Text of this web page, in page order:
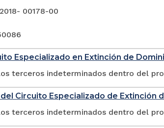
00178-00
Especializado en Extinción de
terceros indeterminados dentro del
Circuito Especializado de Extinción
terceros indeterminados dentro del